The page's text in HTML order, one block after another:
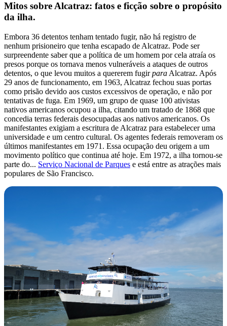
Mitos sobre Alcatraz: fatos e ficção sobre o propósito
da ilha.
Embora 36 detentos tenham tentado fugir, não há registro de
nenhum prisioneiro que tenha escapado de Alcatraz. Pode ser
surpreendente saber que a política de um homem por cela atraía os
presos porque os tornava menos vulneráveis a ataques de outros
detentos, o que levou muitos a quererem fugirpara Alcatraz. Após
29 anos de funcionamento, em 1963, Alcatraz fechou suas portas
como prisão devido aos custos excessivos de operação, e não por
tentativas de fuga. Em 1969, um grupo de quase 100 ativistas
nativos americanos ocupou a ilha, citando um tratado de 1868 que
concedia terras federais desocupadas aos nativos americanos. Os
manifestantes exigiam a escritura de Alcatraz para estabelecer uma
universidade e um centro cultural. Os agentes federais removeram os
últimos manifestantes em 1971. Essa ocupação deu origem a um
movimento político que continua até hoje. Em 1972, a ilha tornou-se
parte do... Serviço Nacional de Parques e está entre as atrações mais
populares de São Francisco.